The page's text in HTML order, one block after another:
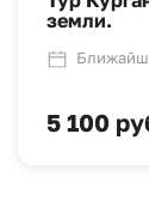
земли.
5 100